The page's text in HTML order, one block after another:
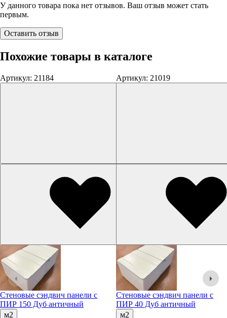
У данного товара пока нет отзывов. Ваш отзыв может стать
первым.
Оставить отзыв
Похожие товары в каталоге
Артикул: 21184
Стеновые сэндвич панели с
ПИР 150 Дуб античный
м2
Артикул: 21019
Стеновые сэндвич панели с
ПИР 40 Дуб античный
м2